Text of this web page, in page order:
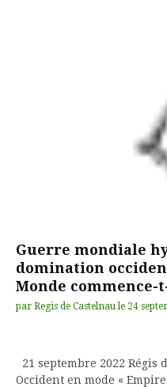
Guerre mondiale
domination
Monde commence-
par Regis de Castelnau le 24
21 septembre 2022 Régis
Occident en mode «